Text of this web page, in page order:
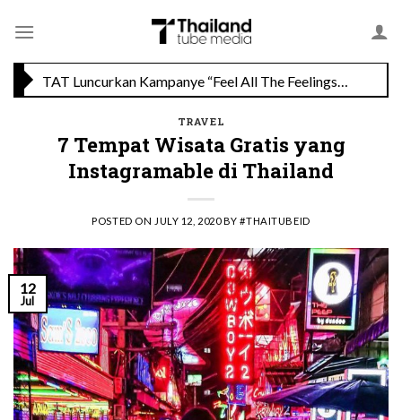
Menikmati Cita Rasa Mewah di Wolfgang’s Steakhouse di Thailand
TRAVEL
7 Tempat Wisata Gratis yang
Instagramable di Thailand
POSTED ON JULY 12, 2020 BY#THAITUBEID
12
Jul